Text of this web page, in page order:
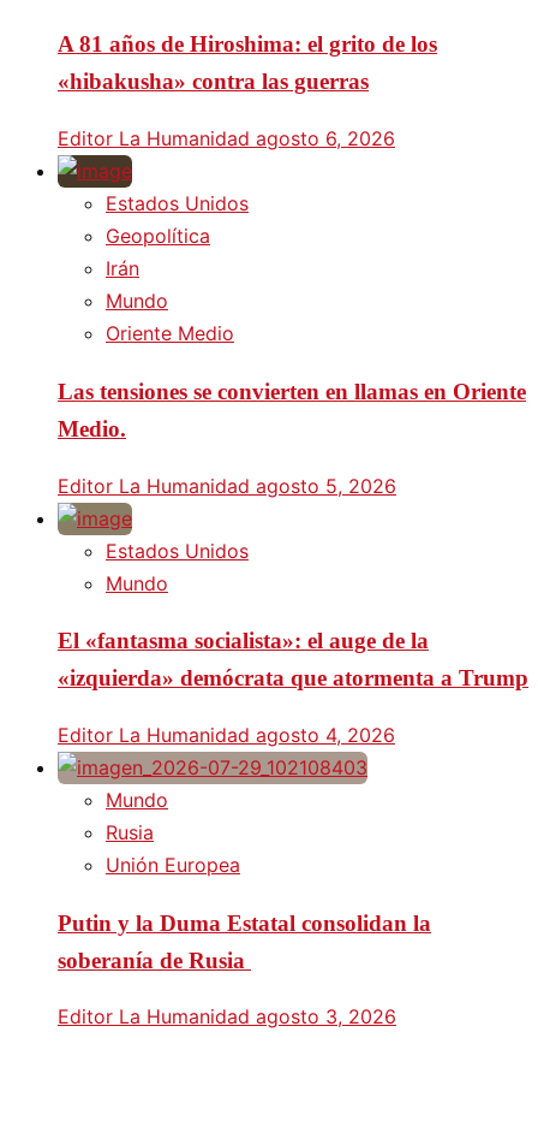
A 81 años de Hiroshima: el grito de los
«hibakusha» contra las guerras
Editor La Humanidad agosto 6, 2026
Estados Unidos
Geopolítica
Irán
Mundo
Oriente Medio
Las tensiones se convierten en llamas en Oriente
Medio.
Editor La Humanidad agosto 5, 2026
Estados Unidos
Mundo
El «fantasma socialista»: el auge de la
«izquierda» demócrata que atormenta a Trump
Editor La Humanidad agosto 4, 2026
Mundo
Rusia
Unión Europea
Putin y la Duma Estatal consolidan la
soberanía de Rusia
Editor La Humanidad agosto 3, 2026